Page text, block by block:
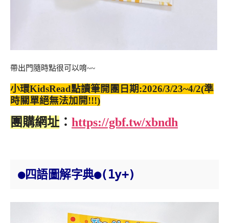
帶出門隨時點很可以唷~~
小環KidsRead點讀筆開團日期:2026/3/23~4/2(準
時關單絕無法加開!!!)
團購網址 ： https://gbf.tw/xbndh
●四語圖解字典●(1y+)